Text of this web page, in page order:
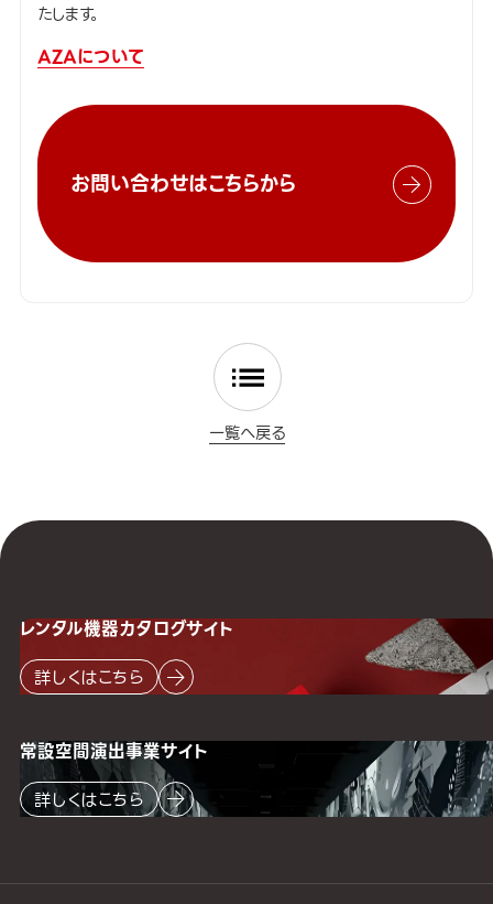
たします。
AZAについて
お問い合わせはこちらから
一覧へ戻る
レンタル機器カタログサイト
詳しくはこちら
常設空間演出事業サイト
詳しくはこちら